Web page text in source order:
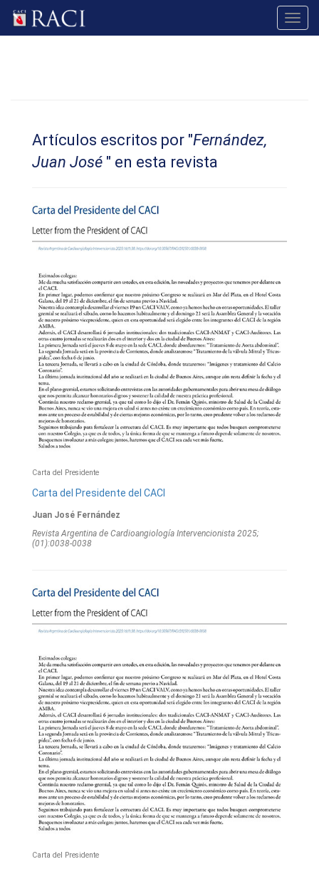
Artículos escritos por "Fernández,
Juan José " en esta revista
Carta del Presidente
Carta del Presidente del CACI
Juan José Fernández
Revista Argentina de Cardioangiologí­a Intervencionista 2025;
(01):0038-0038
Carta del Presidente